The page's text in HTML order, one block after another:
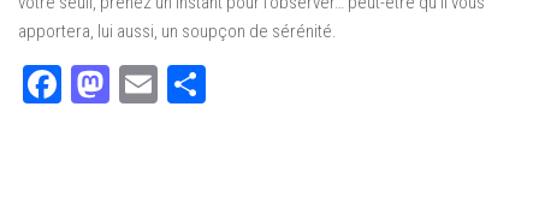
apportera, lui aussi, un soupçon de sérénité.
Facebook
Mastodon
Email